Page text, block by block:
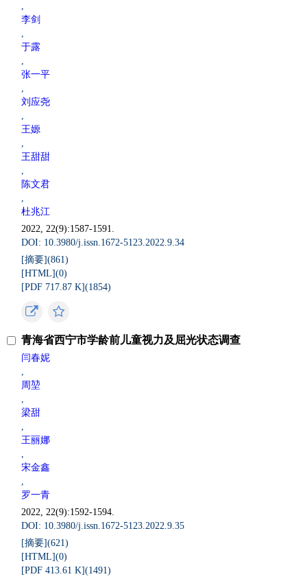
,
李剑
,
于露
,
张一平
,
刘应尧
,
王嫄
,
王甜甜
,
陈文君
,
杜兆江
2022, 22(9):1587-1591.
DOI: 10.3980/j.issn.1672-5123.2022.9.34
[摘要](861)
[HTML](0)
[PDF 717.87 K](1854)
青海省西宁市学龄前儿童视力及屈光状态调查
闫春妮
,
周堃
,
梁甜
,
王丽娜
,
宋金鑫
,
罗一青
2022, 22(9):1592-1594.
DOI: 10.3980/j.issn.1672-5123.2022.9.35
[摘要](621)
[HTML](0)
[PDF 413.61 K](1491)